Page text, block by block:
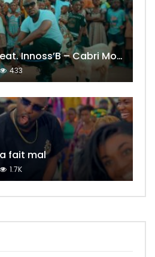
Shado Chris Feat. Innoss’B – Cabri Mort (Remix)
433
fait mal
1.7K